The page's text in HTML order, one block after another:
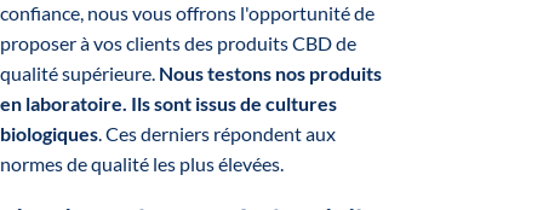
confiance, nous vous offrons l'opportunité de
proposer à vos clients des produits CBD de
qualité supérieure. Nous testons nos produits
en laboratoire. Ils sont issus de cultures
biologiques. Ces derniers répondent aux
normes de qualité les plus élevées.